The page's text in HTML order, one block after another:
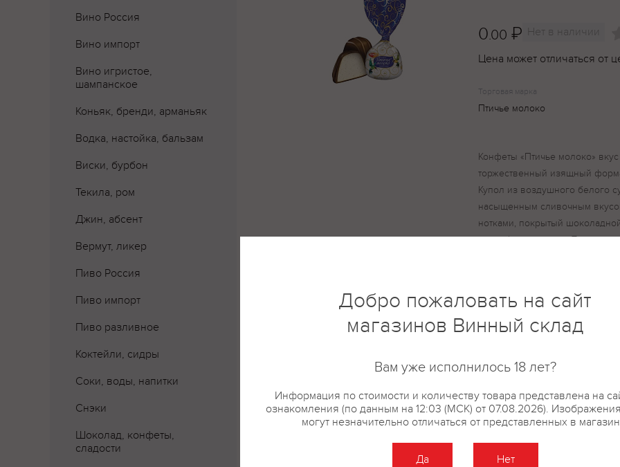
Вино Россия
Вино импорт
Вино игристое,
шампанское
Коньяк, бренди, арманьяк
Водка, настойка, бальзам
Виски, бурбон
Текила, ром
Джин, абсент
Вермут, ликер
Пиво Россия
Пиво импорт
Пиво разливное
Коктейли, сидры
Соки, воды, напитки
Снэки
Шоколад, конфеты,
сладости
0.00 ₽ Нет в наличии
Цена может отличаться от
Торговая марка
Птичье молоко
Конфеты «Птичье молоко»
торжественный изящный
Купол из воздушного белого
насыщенным сливочным
нотками, покрытый
рельефным узором. Тающая
торжественная форма,
Добро пожаловать на сайт
магазинов Винный склад
Вам уже исполнилось 18 лет?
Информация по стоимости и количеству товара представлена на
ознакомления (по данным на 12:03 (МСК) от 07.08.2026).
могут незначительно отличаться от представленных в
Да Нет